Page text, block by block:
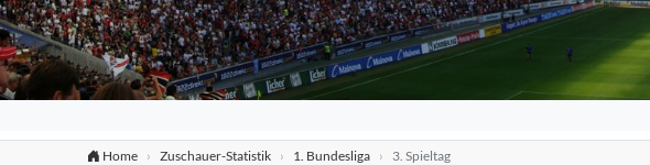
Home Zuschauer-Statistik 1. Bundesliga 3. Spieltag